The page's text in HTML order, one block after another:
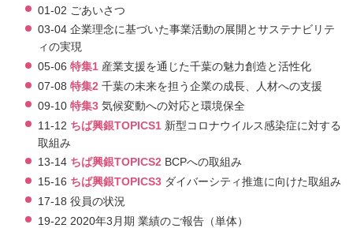
01-02 ごあいさつ
03-04 企業理念に基づいた事業活動の展開とサステナビリテ
ィの実現
05-06 特集1産業支援を通じた千葉の魅力創造と活性化
07-08 特集2 千葉の未来を担う企業の成長、人材への支援
09-10 特集3気候変動への対応と環境保全
11-12 ちば興銀TOPICS1新型コロナウイルス感染症に対する
取組み
13-14 ちば興銀TOPICS2BCPへの取組み
15-16 ちば興銀TOPICS3ダイバーシティ推進に向けた取組み
17-18 役員の状況
19-22 2020年3月期 業績のご報告（単体）